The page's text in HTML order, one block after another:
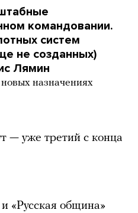
командовании.
систем
не созданных)
Лямин
назначениях
— уже третий с конца
«Русская община»